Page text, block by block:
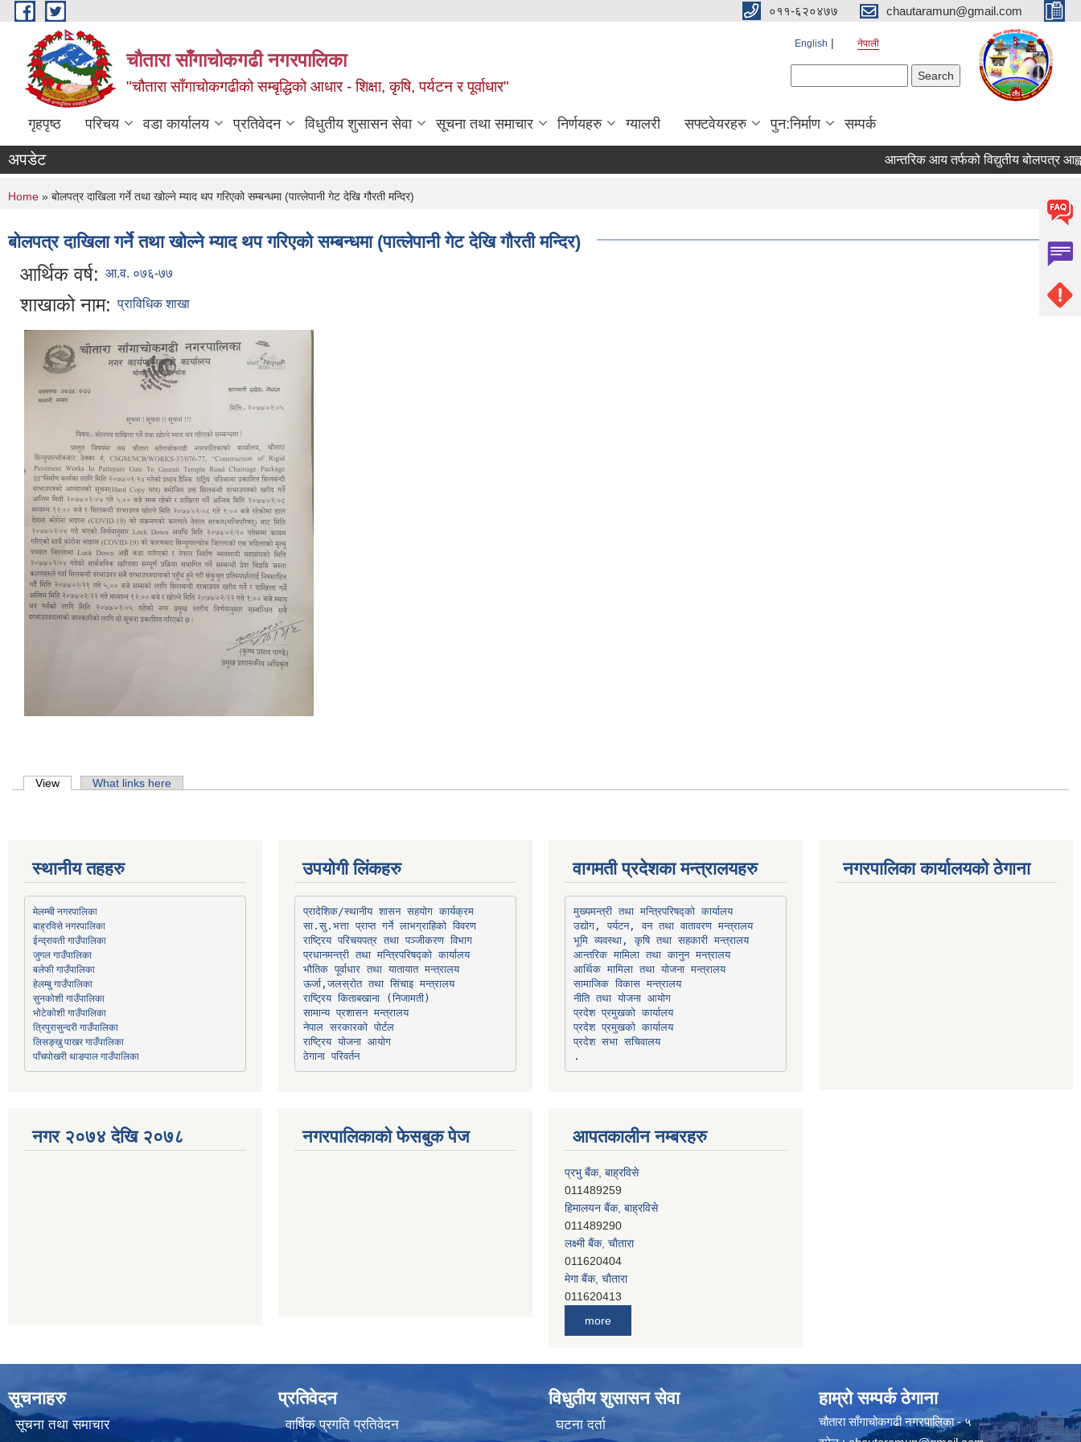
Skip to main content ०११-६२०४७७ chautaramun@gmail.com
चौतारा साँगाचोकगढी नगरपालिका
"चौतारा साँगाचोकगढीको सम्बृद्धिको आधार - शिक्षा, कृषि, पर्यटन र पूर्वाधार"
English नेपाली
गृहपृष्ठ परिचय वडा कार्यालय प्रतिवेदन विधुतीय शुसासन सेवा सूचना तथा समाचार निर्णयहरु ग्यालरी सफ्टवेयरहरु पुन:निर्माण सम्पर्क
अपडेट आन्तरिक आय तर्फको विद्युतीय बोलपत्र आह्वान
You are here
Home » बोलपत्र दाखिला गर्ने तथा खोल्ने म्याद थप गरिएको सम्बन्धमा (पात्लेपानी गेट देखि गौरती मन्दिर)
बोलपत्र दाखिला गर्ने तथा खोल्ने म्याद थप गरिएको सम्बन्धमा (पात्लेपानी गेट देखि गौरती मन्दिर)
आर्थिक वर्ष: आ.व. ०७६-७७
शाखाको नाम: प्राविधिक शाखा
Primary tabs
View (active tab)What links here
स्थानीय तहहरु
मेलम्ची नगरपालिका
बाह्रविसे नगरपालिका
ईन्द्रावती गाउँपालिका
जुगल गाउँपालिका
बलेफी गाउँपालिका
हेलम्बु गाउँपालिका
सुनकोशी गाउँपालिका
भोटेकोशी गाउँपालिका
त्रिपुरासुन्दरी गाउँपालिका
लिसङ्खु पाखर गाउँपालिका
पाँचपोखरी थाङपाल गाउँपालिका
नगर २०७४ देखि २०७८
उपयोगी लिंकहरु
प्रादेशिक/स्थानीय शासन सहयोग कार्यक्रम
सा.सु.भत्ता प्राप्त गर्ने लाभग्राहिको विवरण
राष्ट्रिय परिचयपत्र तथा पञ्‍जीकरण विभाग
प्रधानमन्त्री तथा मन्त्रिपरिषद्को कार्यालय
भौतिक पूर्वाधार तथा यातायात मन्त्रालय
ऊर्जा,जलस्रोत तथा सिंचाइ मन्त्रालय
सामान्य प्रशासन मन्त्रालय
नेपाल सरकारको पोर्टल
राष्ट्रिय योजना आयोग
ठेगाना परिवर्तन
नगरपालिकाको फेसबुक पेज
वागमती प्रदेशका मन्त्रालयहरु
मुख्यमन्त्री तथा मन्त्रिपरिषद्को कार्यालय
उद्योग, पर्यटन, वन तथा वातावरण मन्त्रालय
भूमि व्यवस्था, कृषि तथा सहकारी मन्त्रालय
आन्तरिक मामिला तथा कानुन मन्त्रालय
आर्थिक मामिला तथा योजना मन्त्रालय
सामाजिक विकास मन्त्रालय
नीति तथा योजना आयोग
प्रदेश प्रमुखको कार्यालय
प्रदेश प्रमुखको कार्यालय
प्रदेश सभा सचिवालय
आपतकालीन नम्बरहरु
प्रभु बैंक, बाह्रविसे
011489259
हिमालयन बैंक, बाह्रविसे
011489290
लक्ष्मी बैंक, चाैतारा
011620404
मेगा बैंक, चाैतारा
011620413
011401005
011403051
सिभिल बैंक, मेलम्ची
011401055
more
नगरपालिका कार्यालयको ठेगाना
सूचनाहरु
सूचना तथा समाचार
प्रतिवेदन
वार्षिक प्रगति प्रतिवेदन
विधुतीय शुसासन सेवा
घटना दर्ता
हाम्रो सम्पर्क ठेगाना
चौतारा साँगाचोकगढी नगरपालिका - ५